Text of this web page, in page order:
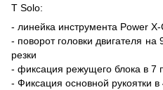
T Solo:
- линейка инструмента Power
- поворот головки двигателя на
резки
- фиксация режущего блока в 7
- Фиксация основной рукоятки